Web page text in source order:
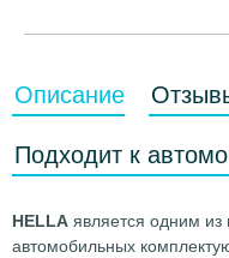
Описание
Подходит к
HELLA является одним
автомобильных